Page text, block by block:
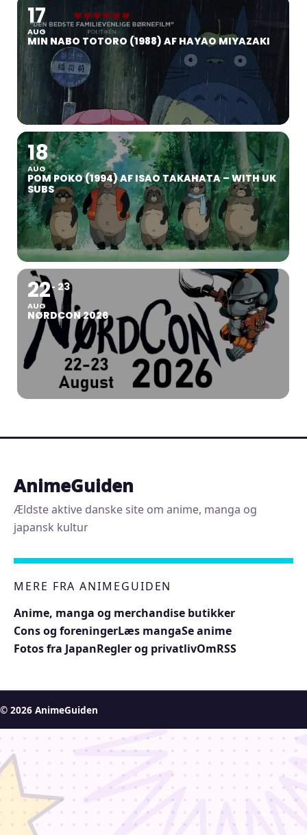
17
AUG
MIN NABO TOTORO (1988) AF HAYAO MIYAZAKI
18
AUG
POM POKO (1994) AF ISAO TAKAHATA – WITH UK
SUBS
22
AUG
23
NØRDCON 2026
AnimeGuiden
Ældste aktive danske site om anime, manga og
japansk kultur
MERE FRA ANIMEGUIDEN
Anime, manga og merchandise butikker
Cons og foreningerLæs mangaSe anime
Fotos fra JapanRegler og privatlivOmRSS
© 2026 AnimeGuiden